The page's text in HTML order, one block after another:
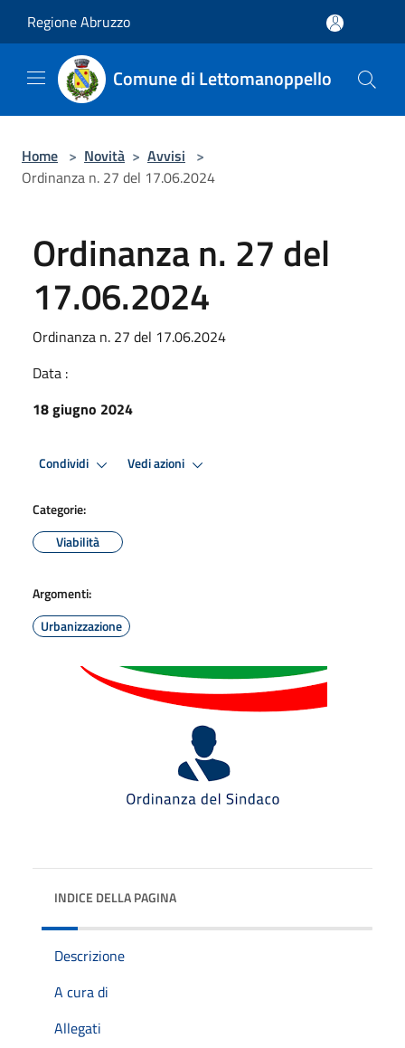
Regione Abruzzo
Comune di Lettomanoppello
Home > Novità > Avvisi >
Ordinanza n. 27 del 17.06.2024
Ordinanza n. 27 del
17.06.2024
Ordinanza n. 27 del 17.06.2024
Data :
18 giugno 2024
Condividi Vedi azioni
Categorie:
Viabilità
Argomenti:
Urbanizzazione
INDICE DELLA PAGINA
Descrizione
A cura di
Allegati